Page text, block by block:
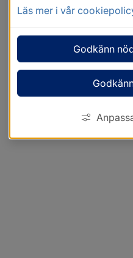
Läs mer i vår
Godkänn